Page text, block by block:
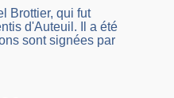
Brottier, qui fut
d'Auteuil. Il a été
sont signées par